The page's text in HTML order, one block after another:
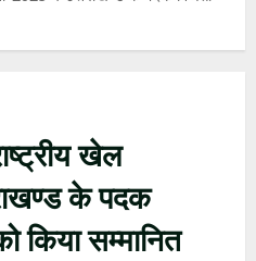
खेल
के पदक
किया सम्मानित